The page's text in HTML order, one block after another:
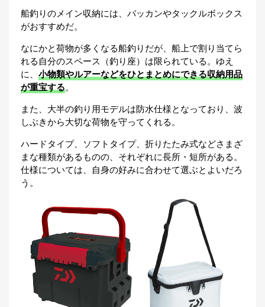
船釣りのメイン収納には、バッカンやタックルボックス
がおすすめだ。
なにかと荷物が多くなる船釣りだが、船上で割り当てら
れる自分のスペース（釣り座）は限られている。ゆえ
に、 小物類やルアーなどをひとまとめにできる収納用品
が重宝する。
また、大半の釣り用モデルは防水仕様となっており、波
しぶきから大切な荷物を守ってくれる。
ハードタイプ、ソフトタイプ、折りたたみ式などさまざ
まな種類があるものの、それぞれに長所・短所がある。
仕様については、自身の好みに合わせて選ぶとよいだろ
う。